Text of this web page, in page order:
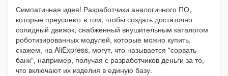
Симпатичная идея! Разработчики аналогичного ПО,
которые преуспеют в том, чтобы создать достаточно
солидный движок, снабженный внушительным каталогом
роботизированных модулей, которые можно купить,
скажем, на AliExpress, могут, что называется "сорвать
банк", например, получая с разработчиков деньги за то,
что включают их изделия в единую базу.